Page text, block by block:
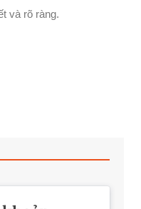
và rõ ràng.